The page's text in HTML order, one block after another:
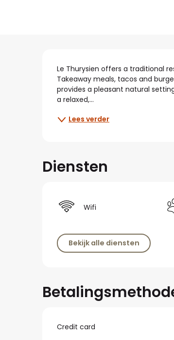
Beschrijving
Le Thurysien offers a traditional
Takeaway meals, tacos and
provides a pleasant natural
a relaxed,...
Lees verder
Diensten
Wifi
Bekijk alle diensten
Credit card